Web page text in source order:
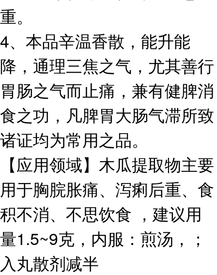
重。
4、本品辛温香散，能升能
降，通理三焦之气，尤其善行
胃肠之气而止痛，兼有健脾消
食之功，凡脾胃大肠气滞所致
诸证均为常用之品。
【应用领域】木瓜提取物主要
用于胸脘胀痛、泻痢后重、食
积不消、不思饮食 ，建议用
量1.5~9克，内服：煎汤，；
入丸散剂减半